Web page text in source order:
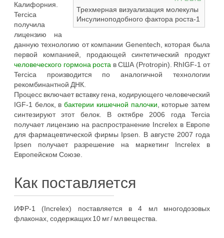
Трехмерная визуализация молекулы
Инсулиноподобного фактора роста-1
Калифорния.
Tercica
получила
лицензию на
данную технологию от компании Genentech, которая была
первой компанией, продающей синтетический продукт
человеческого гормона роста в США (Protropin). RhIGF-1 от
Tercica производится по аналогичной технологии
рекомбинантной ДНК.
Процесс включает вставку гена, кодирующего человеческий
IGF-1 белок, вбактерии кишечной палочки, которые затем
синтезируют этот белок. В октябре 2006 года Tercia
получает лицензию на распространение Increlex в Европе
для фармацевтической фирмы Ipsen. В августе 2007 года
Ipsen получает разрешение на маркетинг Increlex в
Европейском Союзе.
Как поставляется
ИФР-1 (Increlex) поставляется в 4 мл многодозовых
флаконах, содержащих 10 мг / мл вещества.